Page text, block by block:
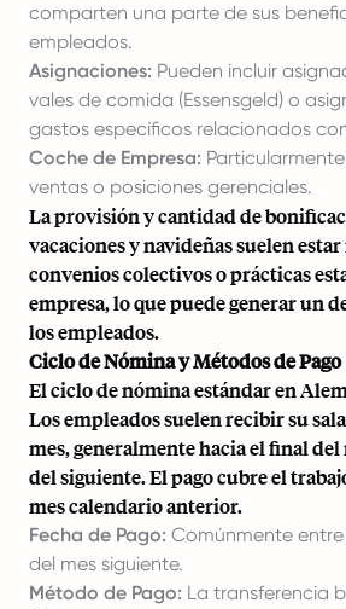
comparten una parte de sus
empleados.
Asignaciones: Pueden incluir
vales de comida (Essensgeld) o
gastos específicos relacionados
Coche de Empresa:
ventas o posiciones gerenciales.
La provisión y cantidad de
vacaciones y navideñas suelen
convenios colectivos o prácticas
empresa, lo que puede generar un
los empleados.
Ciclo de Nómina y Métodos de Pago
El ciclo de nómina estándar en
Los empleados suelen recibir su
mes, generalmente hacia el final
del siguiente. El pago cubre el
mes calendario anterior.
Fecha de Pago: Comúnmente entre
del mes siguiente.
Método de Pago: La transferencia